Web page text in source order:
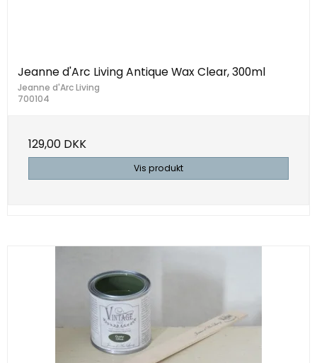
Jeanne d'Arc Living Antique Wax Clear, 300ml
Jeanne d'Arc Living
700104
129,00 DKK
Vis produkt